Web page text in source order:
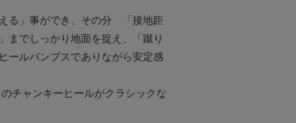
る」事ができ、その分 「接地距
までしっかり地面を捉え、「蹴り
ールパンプスでありながら安定感
チャンキーヒールがクラシックな